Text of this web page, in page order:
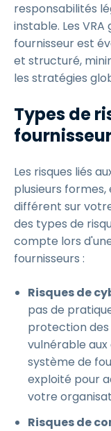
responsabilités
instable. Les
fournisseur est
et structuré,
les stratégies
Types de
Les risques liés
plusieurs
différent sur
des types de
compte lors
fournisseurs :
Risques de
pas de
protection
vulnérable
système de
exploité pour
votre
Risques de